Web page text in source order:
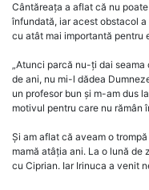
Cântăreața a aflat că nu
înfundată, iar acest obstacol
cu atât mai importantă pentru
„Atunci parcă nu-ți dai
de ani, nu mi-l dădea
un profesor bun și m-am dus
motivul pentru care nu rămân
Și am aflat că aveam o
mamă atâția ani. La o lună de
cu Ciprian. Iar Irinuca a venit